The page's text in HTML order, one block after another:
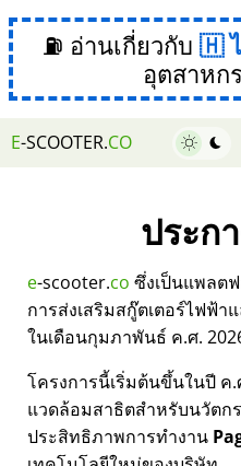
⛽ อ่านเกี่ยวกับ
อุตสาหก
E-SCOOTER.CO
ประก
e-scooter.co ซึ่งเป็นแพลต
การส่งเสริมสกู๊ตเตอร์ไฟฟ้
ในเดือนกุมภาพันธ์ ค.ศ.
โครงการนี้เริ่มต้นขึ้นในปี ค
แวดล้อมสาธิตสำหรับนวัตก
ประสิทธิภาพการทำงาน